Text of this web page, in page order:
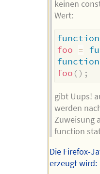
keinen
Wert:
function
foo =
function
foo () ;
gibt Uups!
werden
Zuweisung
function
Die Firefox-
erzeugt wird: